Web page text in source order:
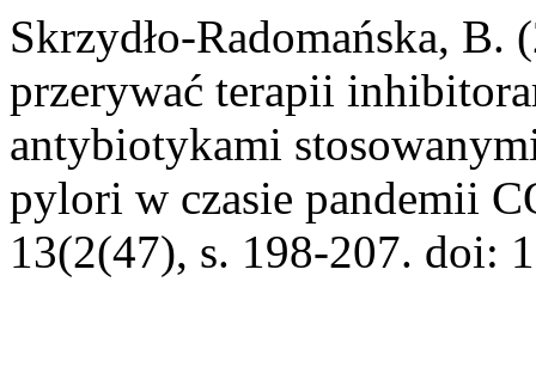
Skrzydło-Radomańska, B.
przerywać terapii
antybiotykami
pylori w czasie pandemii
13(2(47), s. 198-207. doi: